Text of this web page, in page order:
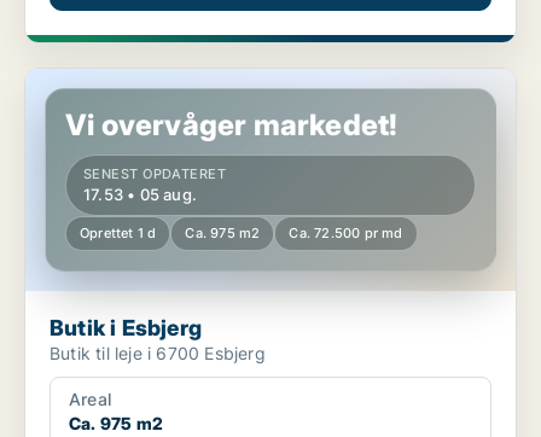
Butik i Esbjerg
Vi overvåger markedet!
SENEST OPDATERET
17.53 • 05 aug.
Oprettet 1 d Ca. 975 m2 Ca. 72.500 pr md
Butik i Esbjerg
Butik til leje i 6700 Esbjerg
Areal
Ca. 975 m2